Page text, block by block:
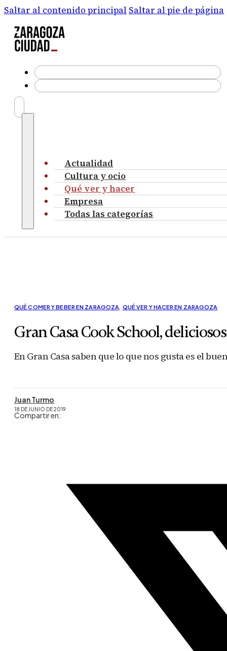
Saltar al contenido principal Saltar al pie de página
Actualidad
Cultura y ocio
Qué ver y hacer
Empresa
Todas las categorías
QUÉ COMER Y BEBER EN ZARAGOZA, QUÉ VER Y HACER EN ZARAGOZA
Gran Casa Cook School,
En Gran Casa saben que lo que nos gusta es el
Juan Turmo
18 DE JUNIO DE 2019
Compartir en: